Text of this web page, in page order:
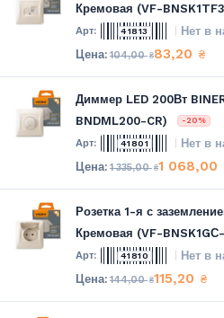
Кремовая (VF-
41813 Нет в
104,00₴83,20 ₴
Диммер LED 200Вт
BNDML200-CR)
-20%
41801 Нет в
1 335,00₴1 068,00
Розетка 1-я с
Кремовая (VF-
41810 Нет в
144,00₴115,20 ₴